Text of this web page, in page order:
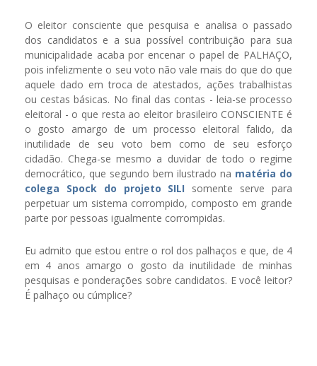
O eleitor consciente que pesquisa e analisa o passado
dos candidatos e a sua possível contribuição para sua
municipalidade acaba por encenar o papel de PALHAÇO,
pois infelizmente o seu voto não vale mais do que do que
aquele dado em troca de atestados, ações trabalhistas
ou cestas básicas. No final das contas - leia-se processo
eleitoral - o que resta ao eleitor brasileiro CONSCIENTE é
o gosto amargo de um processo eleitoral falido, da
inutilidade de seu voto bem como de seu esforço
cidadão. Chega-se mesmo a duvidar de todo o regime
democrático, que segundo bem ilustrado na matéria do
colega Spock do projeto SILI somente serve para
perpetuar um sistema corrompido, composto em grande
parte por pessoas igualmente corrompidas.
Eu admito que estou entre o rol dos palhaços e que, de 4
em 4 anos amargo o gosto da inutilidade de minhas
pesquisas e ponderações sobre candidatos. E você leitor?
É palhaço ou cúmplice?